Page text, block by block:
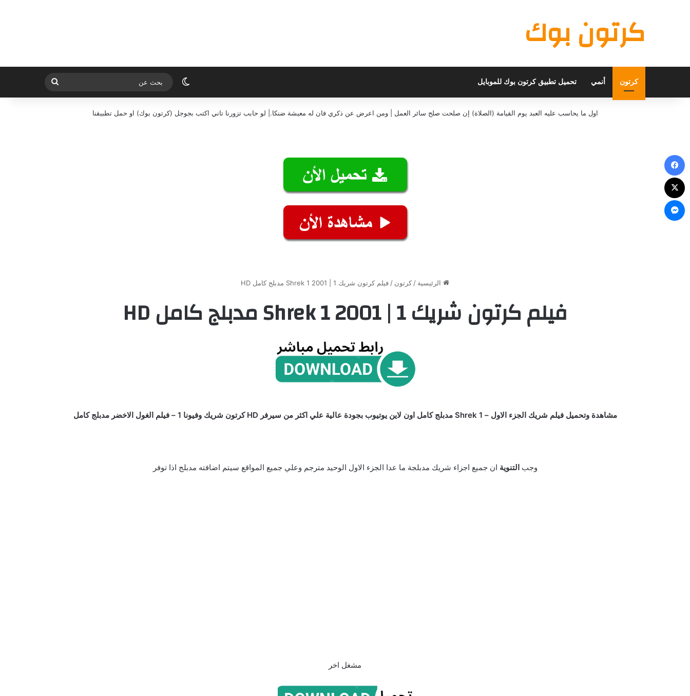
كرتون بوك
كرتون أنمي تحميل تطبيق كرتون بوك للموبايل الوضع المظلم
بحث
عن
اول ما يحاسب عليه العبد يوم القيامة (الصلاة) إن صلحت صلح سائر العمل | ومن اعرض عن ذكري فان له معيشة ضنكا.| لو حابب تزورنا تاني اكتب بجوجل (كرتون بوك) او حمل تطبيقنا
الرئيسية / كرتون / فيلم كرتون شريك 1 | Shrek 1 2001 مدبلج كامل HD
فيلم كرتون شريك 1 | Shrek 1 2001 مدبلج كامل HD
مشاهدة وتحميل فيلم شريك الجزء الاول – Shrek 1 مدبلج كامل اون لاين يوتيوب بجودة عالية علي اكثر من سيرفر HD كرتون شريك وفيونا 1 – فيلم الغول الاخضر مدبلج كامل
وجبالتنوية ان جميع اجزاء شريك مدبلجة ما عدا الجزء الاول الوحيد مترجم وعلي جميع المواقع سيتم اضافته مدبلج اذا توفر
مشغل اخر